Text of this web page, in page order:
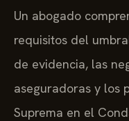
Un abogado
requisitos del
de evidencia, las
aseguradoras y los
Suprema en el